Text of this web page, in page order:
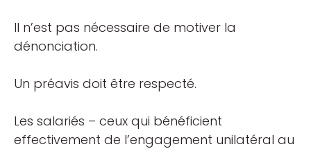
Il n’est pas nécessaire de motiver la
dénonciation.
Un préavis doit être respecté.
Les salariés – ceux qui bénéficient
effectivement de l’engagement unilatéral au